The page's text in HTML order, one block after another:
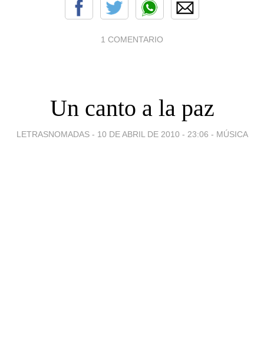
1 COMENTARIO
Un canto a la paz
LETRASNOMADAS - 10 DE ABRIL DE 2010 - 23:06 - MÚSICA